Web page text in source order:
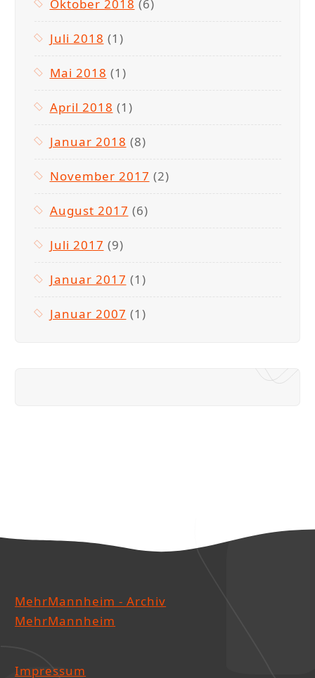
Oktober 2018 (6)
Juli 2018 (1)
Mai 2018 (1)
April 2018 (1)
Januar 2018 (8)
November 2017 (2)
August 2017 (6)
Juli 2017 (9)
Januar 2017 (1)
Januar 2007 (1)
MehrMannheim - Archiv
MehrMannheim
Impressum